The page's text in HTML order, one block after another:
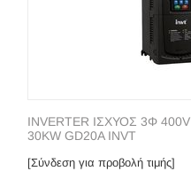
INVERTER ΙΣΧΥΟΣ 3Φ 400V
30KW GD20A INVT
[Σύνδεση για προβολή τιμής]